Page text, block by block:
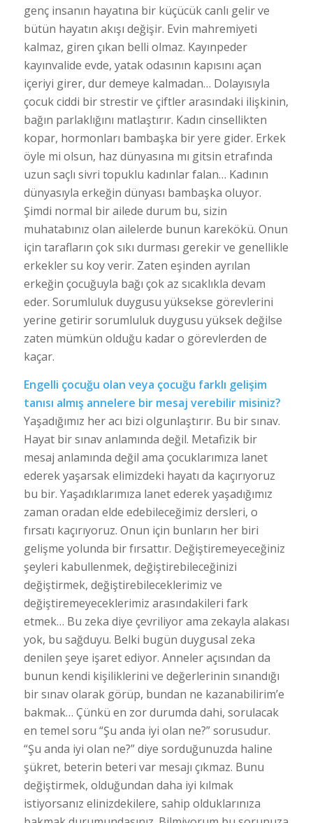
genç insanın hayatına bir küçücük canlı gelir ve
bütün hayatın akışı değişir. Evin mahremiyeti
kalmaz, giren çıkan belli olmaz. Kayınpeder
kayınvalide evde, yatak odasının kapısını açan
içeriyi girer, dur demeye kalmadan… Dolayısıyla
çocuk ciddi bir strestir ve çiftler arasındaki ilişkinin,
bağın parlaklığını matlaştırır. Kadın cinsellikten
kopar, hormonları bambaşka bir yere gider. Erkek
öyle mi olsun, haz dünyasına mı gitsin etrafında
uzun saçlı sivri topuklu kadınlar falan… Kadının
dünyasıyla erkeğin dünyası bambaşka oluyor.
Şimdi normal bir ailede durum bu, sizin
muhatabınız olan ailelerde bunun karekökü. Onun
için tarafların çok sıkı durması gerekir ve genellikle
erkekler su koy verir. Zaten eşinden ayrılan
erkeğin çocuğuyla bağı çok az sıcaklıkla devam
eder. Sorumluluk duygusu yüksekse görevlerini
yerine getirir sorumluluk duygusu yüksek değilse
zaten mümkün olduğu kadar o görevlerden de
kaçar.
Engelli çocuğu olan veya çocuğu farklı gelişim
tanısı almış annelere bir mesaj verebilir misiniz?
Yaşadığımız her acı bizi olgunlaştırır. Bu bir sınav.
Hayat bir sınav anlamında değil. Metafizik bir
mesaj anlamında değil ama çocuklarımıza lanet
ederek yaşarsak elimizdeki hayatı da kaçırıyoruz
bu bir. Yaşadıklarımıza lanet ederek yaşadığımız
zaman oradan elde edebileceğimiz dersleri, o
fırsatı kaçırıyoruz. Onun için bunların her biri
gelişme yolunda bir fırsattır. Değiştiremeyeceğiniz
şeyleri kabullenmek, değiştirebileceğinizi
değiştirmek, değiştirebileceklerimiz ve
değiştiremeyeceklerimiz arasındakileri fark
etmek… Bu zeka diye çevriliyor ama zekayla alakası
yok, bu sağduyu. Belki bugün duygusal zeka
denilen şeye işaret ediyor. Anneler açısından da
bunun kendi kişiliklerini ve değerlerinin sınandığı
bir sınav olarak görüp, bundan ne kazanabilirim’e
bakmak… Çünkü en zor durumda dahi, sorulacak
en temel soru “Şu anda iyi olan ne?” sorusudur.
“Şu anda iyi olan ne?” diye sorduğunuzda haline
şükret, beterin beteri var mesajı çıkmaz. Bunu
değiştirmek, olduğundan daha iyi kılmak
istiyorsanız elinizdekilere, sahip olduklarınıza